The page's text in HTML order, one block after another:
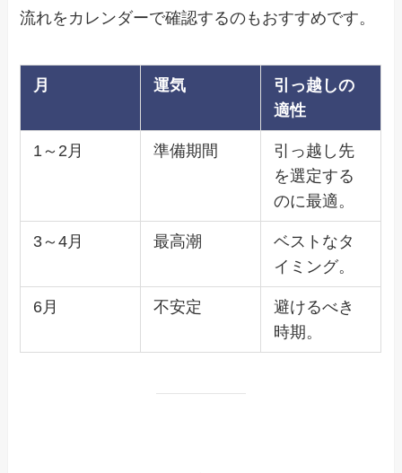
流れをカレンダーで確認するのもおすすめです。
月 運気
引っ越しの
適性
1～2月 準備期間
引っ越し先
を選定する
のに最適。
3～4月 最高潮
ベストなタ
イミング。
6月 不安定
避けるべき
時期。